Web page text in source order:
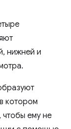
нижней и
котором
ему не